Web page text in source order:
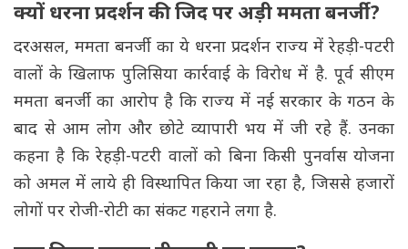
क्यों धरना प्रदर्शन की जिद पर अड़ी ममता बनर्जी?
दरअसल, ममता बनर्जी का ये धरना प्रदर्शन राज्य में रेहड़ी-पटरी
वालों के खिलाफ पुलिसिया कार्रवाई के विरोध में है. पूर्व सीएम
ममता बनर्जी का आरोप है कि राज्य में नई सरकार के गठन के
बाद से आम लोग और छोटे व्यापारी भय में जी रहे हैं. उनका
कहना है कि रेहड़ी-पटरी वालों को बिना किसी पुनर्वास योजना
को अमल में लाये ही विस्थापित किया जा रहा है, जिससे हजारों
लोगों पर रोजी-रोटी का संकट गहराने लगा है.